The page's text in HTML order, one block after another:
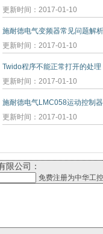
更新时间：2017-01-10
施耐德电气变频器常见问题解析
更新时间：2017-01-10
Twido程序不能正常打开的处理
更新时间：2017-01-10
施耐德电气LMC058运动控制
更新时间：2017-01-10
限公司：
免费注册为中华工